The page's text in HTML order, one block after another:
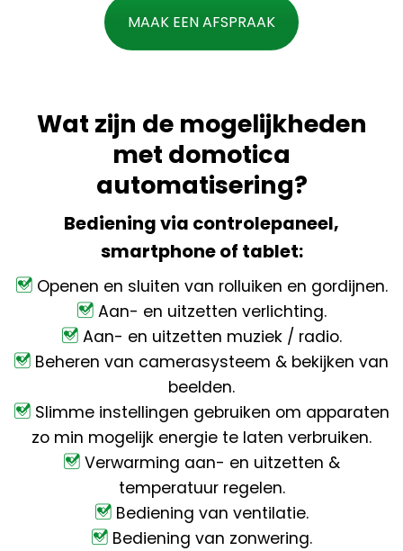
MAAK EEN AFSPRAAK
Wat zijn de mogelijkheden
met domotica
automatisering?
Bediening via controlepaneel,
smartphone of tablet:
Openen en sluiten van rolluiken en gordijnen.
Aan- en uitzetten verlichting.
Aan- en uitzetten muziek / radio.
Beheren van camerasysteem & bekijken van
beelden.
Slimme instellingen gebruiken om apparaten
zo min mogelijk energie te laten verbruiken.
Verwarming aan- en uitzetten &
temperatuur regelen.
Bediening van ventilatie.
Bediening van zonwering.